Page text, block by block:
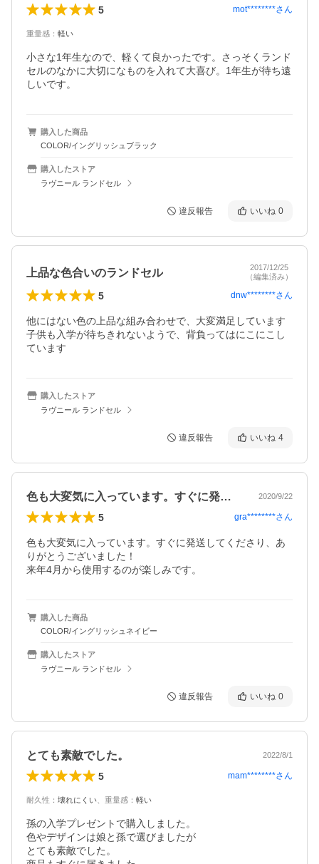
5 mot********さん
重量感 ： 軽い
小さな1年生なので、軽くて良かったです。さっそくランド
セルのなかに大切になものを入れて大喜び。1年生が待ち遠
しいです。
購入した商品
COLOR/イングリッシュブラック
購入したストア
ラヴニール ランドセル
違反報告 いいね 0
上品な色合いのランドセル
2017/12/25
（編集済み）
5 dnw********さん
他にはない色の上品な組み合わせで、大変満足しています
子供も入学が待ちきれないようで、背負ってはにこにこし
ています
購入したストア
ラヴニール ランドセル
違反報告 いいね 4
色も大変気に入っています。すぐに発送し… 2020/9/22
5 gra********さん
色も大変気に入っています。すぐに発送してくださり、あ
りがとうございました！
来年4月から使用するのが楽しみです。
購入した商品
COLOR/イングリッシュネイビー
購入したストア
ラヴニール ランドセル
違反報告 いいね 0
とても素敵でした。 2022/8/1
5 mam********さん
耐久性 ： 壊れにくい 重量感 ： 軽い
孫の入学プレゼントで購入しました。
色やデザインは娘と孫で選びましたが
とても素敵でした。